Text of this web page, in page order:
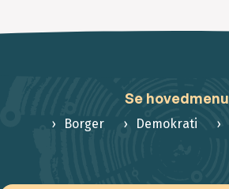
Se hovedmenu
Borger Demokrati